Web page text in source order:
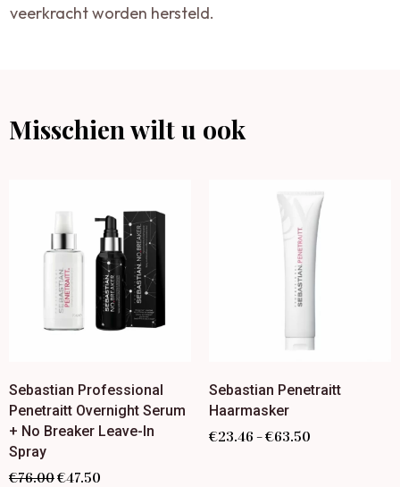
veerkracht worden hersteld.
Misschien wilt u ook
Sebastian Professional
Penetraitt Overnight Serum
+ No Breaker Leave-In
Spray
€76.00€47.50
Sebastian Penetraitt
Haarmasker
€23.46 –€63.50